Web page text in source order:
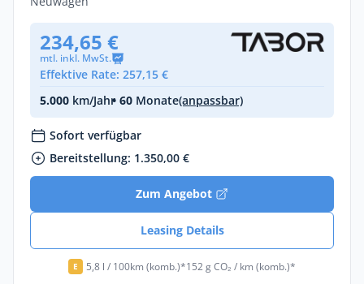
234,65 €
mtl. inkl. MwSt.
Effektive Rate: 257,15 €
5.000 km/Jahr• 60 Monate(anpassbar)
Sofort verfügbar
Bereitstellung: 1.350,00 €
Zum Angebot
Leasing Details
E 5,8 l / 100km (komb.)*152 g CO₂ / km (komb.)*